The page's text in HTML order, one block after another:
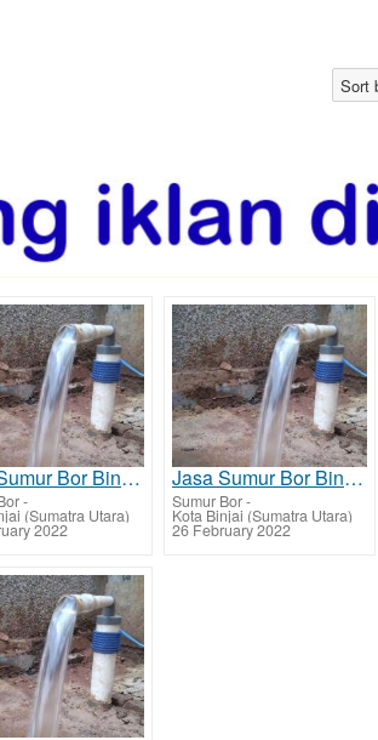
Sort
Jasa Sumur Bor Binjai Kota dan Biaya Jasa Buat Sumur Bor
-
(Sumatra Utara)
2022
Jasa Sumur Bor Binjai Selatan dan Biaya Jasa Buat Sumur Bor
Sumur Bor-
Kota Binjai (Sumatra Utara)
26 February 2022